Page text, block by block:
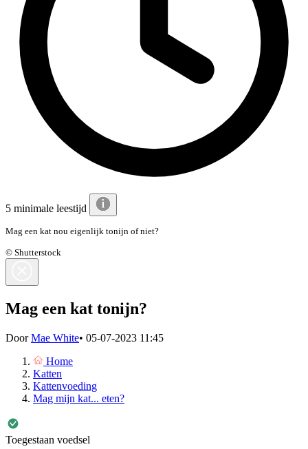
5 minimale leestijd
Mag een kat nou eigenlijk tonijn of niet?
© Shutterstock
Mag een kat tonijn?
DoorMae White• 05-07-2023 11:45
Home
Katten
Kattenvoeding
Mag mijn kat... eten?
Toegestaan voedsel